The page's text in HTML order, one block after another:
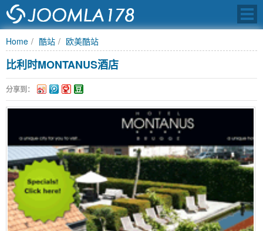
JOOMLA中文之
Home 酷站 欧美酷站
比利时MONTANUS酒店
分享到：